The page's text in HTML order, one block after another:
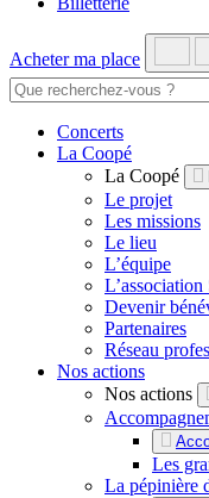
Acheter ma place
Concerts
La Coopé
La Coopé
Le projet
Les missions
Le lieu
L’équipe
Devenir
Partenaires
Réseau
Nos actions
Nos actions
Les
La pépinière